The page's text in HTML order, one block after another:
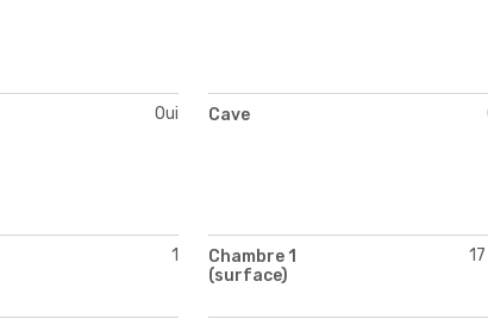
Oui Cave
1
Chambre 1
(surface)